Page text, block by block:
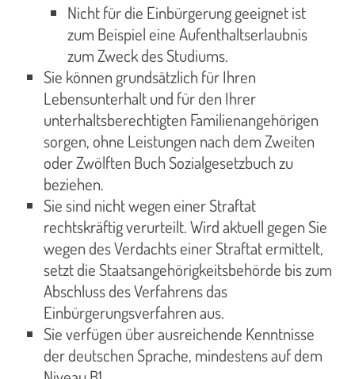
Nicht für die Einbürgerung geeignet ist
zum Beispiel eine Aufenthaltserlaubnis
zum Zweck des Studiums.
Sie können grundsätzlich für Ihren
Lebensunterhalt und für den Ihrer
unterhaltsberechtigten Familienangehörigen
sorgen, ohne Leistungen nach dem Zweiten
oder Zwölften Buch Sozialgesetzbuch zu
beziehen.
Sie sind nicht wegen einer Straftat
rechtskräftig verurteilt. Wird aktuell gegen Sie
wegen des Verdachts einer Straftat ermittelt,
setzt die Staatsangehörigkeitsbehörde bis zum
Abschluss des Verfahrens das
Einbürgerungsverfahren aus.
Sie verfügen über ausreichende Kenntnisse
der deutschen Sprache, mindestens auf dem